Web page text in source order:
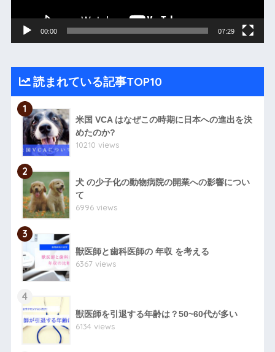
00:00 07:29
読まれている記事TOP10
1
米国 VCA はなぜこの時期に日本への進出を決
めたのか?
10210 views
2
犬 の少子化の動物病院の開業への影響につい
て
6996 views
3
獣医師と歯科医師の 年収 を考える
6367 views
4
獣医師を引退する年齢は？50~60代が多い
6134 views